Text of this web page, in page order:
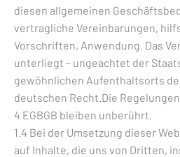
diesen allgemeinen
vertragliche Vereinbarungen,
Vorschriften, Anwendung. Das
unterliegt – ungeachtet der
gewöhnlichen Aufenthaltsorts
deutschen Recht.Die Regelungen
4 EGBGB bleiben unberührt.
1.4 Bei der Umsetzung dieser
auf Inhalte, die uns von Dritten,